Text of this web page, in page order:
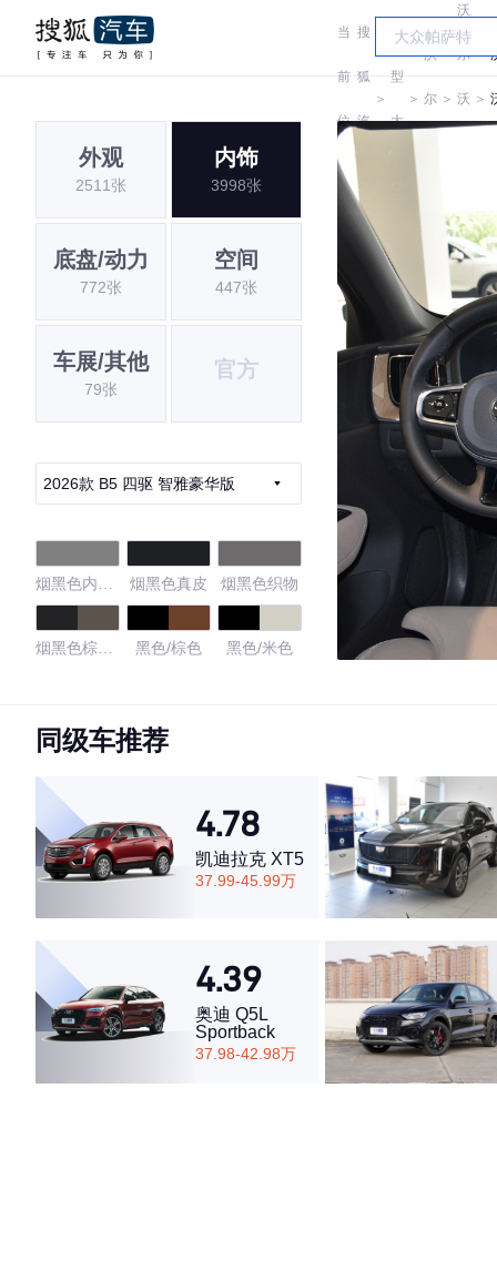
当
前
位
置:
搜
狐
汽
＞
车
型
大
＞
沃
尔 ＞
沃
尔
沃 ＞
外观
2511张
内饰
3998张
底盘/动力
772张
空间
447张
车展/其他
79张
官方
2026款 B5 四驱 智雅豪华版
烟黑色内饰
烟黑色真皮 烟黑色织物
烟黑色棕色
黑色/棕色 黑色/米色
4.59
·外观表现一般，低于60%同级车
·空间表现一般，低于87%同级车
同级车推荐
4.78
凯迪拉克 XT5
37.99-45.99万
4.39
奥迪 Q5L
Sportback
37.98-42.98万